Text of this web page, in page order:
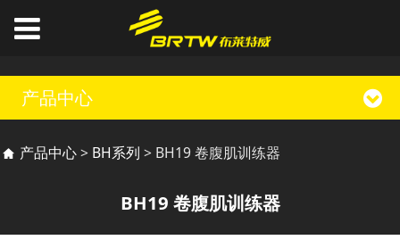
产品中心
BH19 卷腹肌训练器
产品中心> BH系列 > BH19 卷腹肌训练器
BH19 卷腹肌训练器